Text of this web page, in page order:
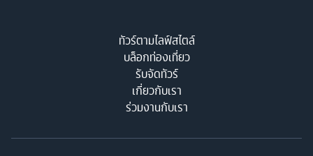
ทัวร์ตามไลฟ์สไตล์
บล็อกท่องเที่ยว
รับจัดทัวร์
เกี่ยวกับเรา
ร่วมงานกับเรา